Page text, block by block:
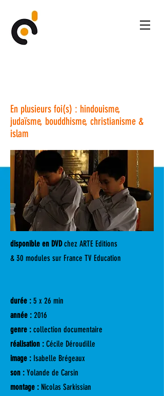
En plusieurs foi(s) : hindouisme,
judaïsme, bouddhisme, christianisme &
islam
disponible en DVD chez ARTE Editions
& 30 modules sur France TV Education
durée : 5 x 26 min
année : 2016
genre : collection documentaire
réalisation : Cécile Déroudille
image : Isabelle Brégeaux
son : Yolande de Carsin
montage : Nicolas Sarkissian